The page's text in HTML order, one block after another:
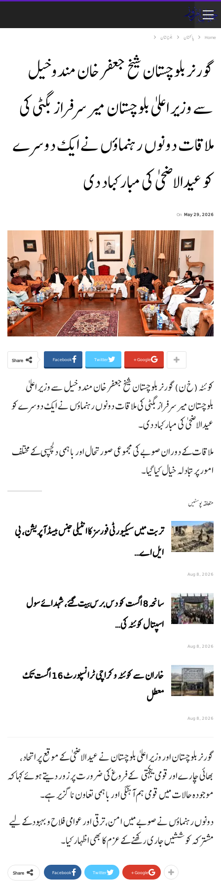
Home پاکستان بلوچستان
گورنر بلوچستان شیخ جعفر خان مندوخیل
سے وزیر اعلیٰ بلوچستان میر سرفراز بگٹی کی
ملاقات دونوں رہنماؤں نے ایک دوسرے
کو عیدالاضحیٰ کی مبارکباد دی
On May 29, 2026
Share Facebook Twitter Google+
کوئٹہ (خ ن) گورنر بلوچستان شیخ جعفر خان مندوخیل سے وزیر اعلیٰ
بلوچستان میر سرفراز بگٹی کی ملاقات دونوں رہنماؤں نے ایک دوسرے کو
عیدالاضحیٰ کی مبارکباد دی۔
ملاقات کے دوران صوبے کی مجموعی صورتحال اور باہمی دلچسپی کے مختلف
امور پر تبادلہ خیال کیا گیا۔
متعلقہ پوسٹیں
تربت میں سیکیورٹی فورسز کا انٹیلی جنس بیسڈ آپریشن، بی
ایل اے…
Aug 8, 2026
سانحہ 8 اگست کو دس برس بیت گئے، شہدائے سول
اسپتال کوئٹہ کی…
Aug 8, 2026
خاران سے کوئٹہ و کراچی ٹرانسپورٹ 16 اگست تک
معطل
Aug 8, 2026
گورنر بلوچستان اور وزیر اعلیٰ بلوچستان نے عیدالاضحیٰ کے موقع پر اتحاد،
بھائی چارے اور قومی یکجہتی کے فروغ کی ضرورت پر زور دیتے ہوئے کہا کہ
موجودہ حالات میں قومی ہم آہنگی اور باہمی تعاون ناگزیر ہے۔
دونوں رہنماؤں نے صوبے میں امن، ترقی اور عوامی فلاح و بہبود کے لیے
مشترکہ کوششیں جاری رکھنے کے عزم کا بھی اظہار کیا۔
Share Facebook Twitter Google+